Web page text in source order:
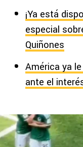
¡Ya está
especial
Quiñones
América ya
ante el